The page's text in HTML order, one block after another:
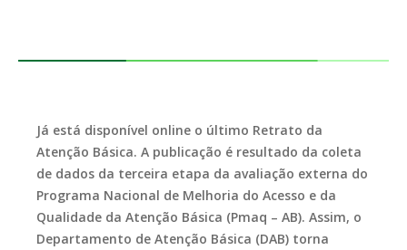
Já está disponível online o último Retrato da
Atenção Básica. A publicação é resultado da coleta
de dados da terceira etapa da avaliação externa do
Programa Nacional de Melhoria do Acesso e da
Qualidade da Atenção Básica (Pmaq – AB). Assim, o
Departamento de Atenção Básica (DAB) torna